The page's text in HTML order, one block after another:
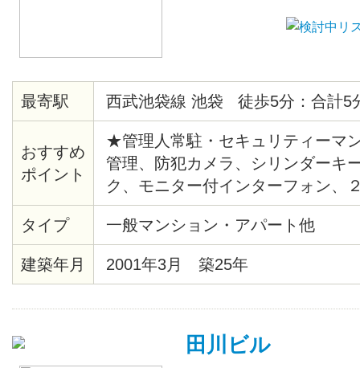
最寄駅 西武池袋線 池袋 徒歩5分：合計5
おすすめ
ポイント
★管理人常駐・セキュリティー
管理、防犯カメラ、シリンダーキ
ク、モニター付インターフォン、
システム給湯、バストイレ別、洗
ー、クッションフロア、各居室照
ト、シューズボックス、エレベー
ー、ゴミ置場、駐輪場、地上デジ
タイプ 一般マンション・アパート他
建築年月 2001年3月 築25年
田川ビル